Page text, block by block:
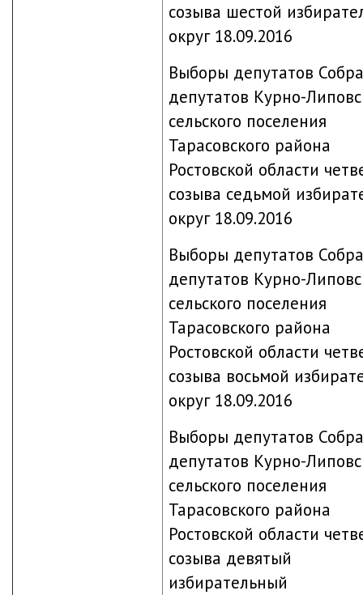
созыва шестой
округ 18.09.2016
Выборы депутатов
депутатов Курно-
сельского поселения
Тарасовского района
Ростовской области
созыва седьмой
округ 18.09.2016
Выборы депутатов
депутатов Курно-
сельского поселения
Тарасовского района
Ростовской области
созыва восьмой
округ 18.09.2016
Выборы депутатов
депутатов Курно-
сельского поселения
Тарасовского района
Ростовской области
созыва девятый
избирательный